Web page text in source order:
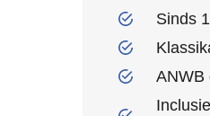
Sinds
ANWB